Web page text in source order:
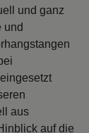
und ganz
und
aus
auf die